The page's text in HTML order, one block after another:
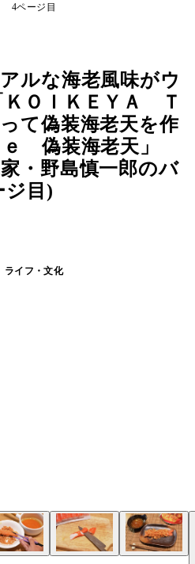
4ページ目
ルな海老風味がウ
ＯＩＫＥＹＡ Ｔ
て偽装海老天を作
偽装海老天」
・野島慎一郎のバ
ジ目)
ライフ・文化